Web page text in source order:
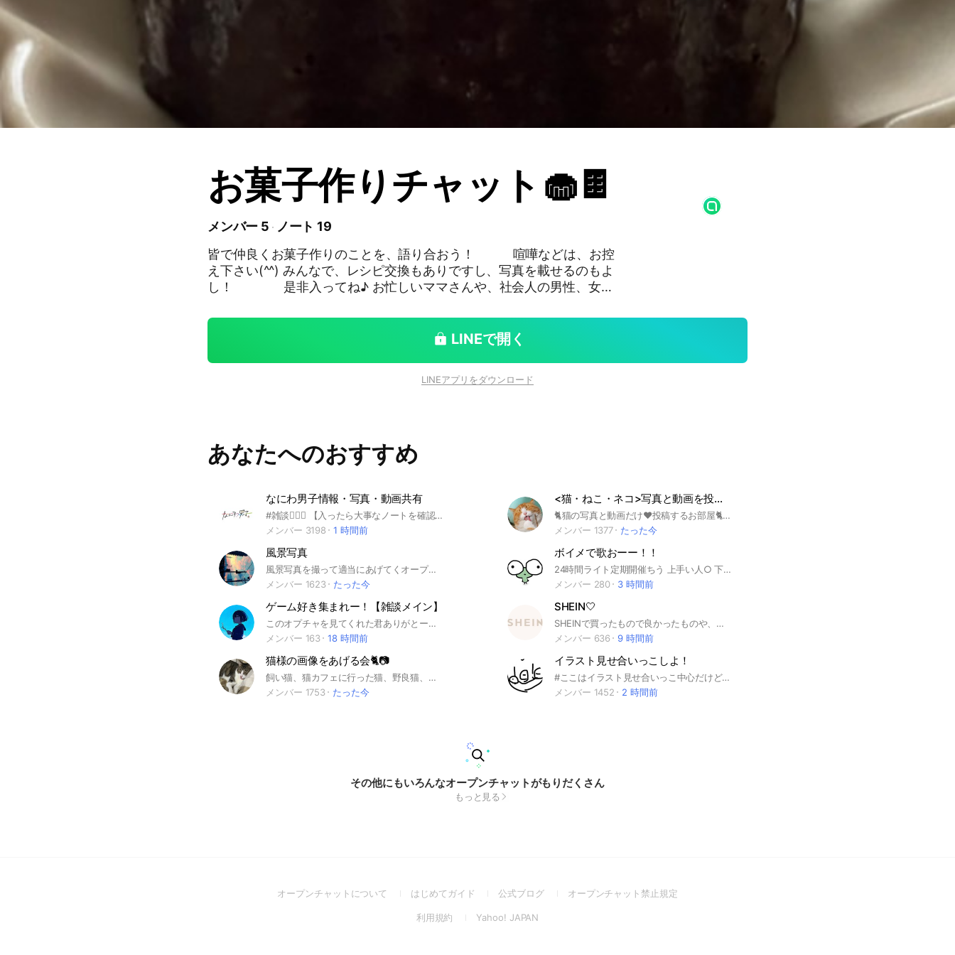
お菓子作りチャット🧁🍫
メンバー 5
ノート 19
皆で仲良くお菓子作りのことを、語り合おう！ 喧嘩などは、お控
え下さい(^^) みんなで、レシピ交換もありですし、写真を載せるのもよ
し！ 是非入ってね♪ お忙しいママさんや、社会人の男性、女性
LINEで開く
LINEアプリをダウンロード
あなたへのおすすめ
なにわ男子情報・写真・動画共有
#雑談🙅🏻‍♀️ 【入ったら大事なノートを確認！】 【挨拶🆖】 #なにわ男子出演情報 #雑誌情報 #写真•動画 #なにわ男子 21/11/14〜
メンバー 3198
1 時間前
<猫・ねこ・ネコ>写真と動画を投稿しよう！
🐈猫の写真と動画だけ❤️投稿するお部屋🐈 🚨注意🚨 【送信取消】は許可して無い部屋ですので 必ず依頼して下さい❗️❗️❗️ 数ある猫のオープンチャットの中でも ルールが一番厳しい部屋だと思います 違反後の退室者（即抜け）には… 今後再入室が出来ないように強制退会を致します 全て禁止してます ↓ ❌挨拶/自己紹介禁止❌ ❌コメント/テキスト禁止❌ ❌スタンプ/リアクション禁止❌ ❌SNS/TikTok/YouTube貼り付け禁止❌ ❌URL/宣伝貼り付け禁止❌ ❌ﾍﾟｯﾄｼｮｯﾌﾟ撮影投稿禁止❌ ❌猫カフェ撮影投稿禁止❌ ❌拾い画像/転載禁止❌ ❌メッセージの送信取消禁止❌ ☆↓↓↓最後まで読んでね☆ ☆違反者は強制退会［通報有り］だよ☆ ☆ずっと宜しくネ☆ ※定期的にイベントを開催してます →イベント開催中は入室ができなくなります →イベント終了後の入室対応になります 【申し訳ありません】 ※夜間の入室は行ってません →必ず日中対応です →基本一日一回申請者を纏めて入室対応をしてます 【日中の申請でも当日の入室に間に合わない場合は翌日の日中対応です】 ※管理者が地域猫活動をしている部屋です →毎週末動物病院にも行く為対応が遅れる場合もあります →１５匹の猫達と生活してます 【介護の猫もいる為副管理人も募集してます】 ※投稿された画像は様々な理由から一定期間後に管理側で全て削除してます 【ご理解の程よろしくお願い致します】 #飼い猫 #野良猫#保護猫#地域猫#さくら猫
メンバー 1377
たった今
風景写真
風景写真を撮って適当にあげてくオープンチャットです。 基本雑談禁止でやっていきます。 挨拶も不要です。 入ったら大事なノートの確認だけお願いします。 #写真 #風景 #風景写真 #カメラ #写真展
メンバー 1623
たった今
ボイメで歌おーー！！
24時間ライト定期開催ちう 上手い人○ 下手な人○ 歌いたい人○ ノリいい人○ ただ！せっかくなら全員が楽しくいるためにルールがあります！ ①荒らし × ②喧嘩 × ③暴言 × 以下のルール守って雑談して歌って楽しもー！！300人目指し中‼️ 待ってま
メンバー 280
3 時間前
ゲーム好き集まれー！【雑談メイン】
このオプチャを見てくれた君ありがとー！ 少しでも入ろうと思ってくれた人は 下の説明を読んでねー𓂃 𓈒𓏸 ✄------------------------------✄ 改めまして管理人のしずくです！ ここのオプは ゲームが好き！ みんなと一緒に雑談したい！ と思っている人達が集まったグループです！ 老若男女問わず大歓迎です！ ギフト付き大会企画もたまにやってます𖤐 ̖́- 必須！ ⿻大事なノートの確認をしましょう⿻ ↬暴言× 下ネタ× ギフト△ 宣伝〇↫ #男子 #女子 #初心者 #上級者 #ゲーム #FPS #雑談
メンバー 163
18 時間前
SHEIN🤍
SHEINで買ったもので良かったものや、質問等をじゃんじゃん送るグループ！！ 海外通販で不安なお悩みも解消！！ 男女問わず気軽に入ってください❕ ⚠️入ったら大事なノートを必ず見てください ゲームや勧誘に関連したリンクは送らないでください。 見つけ次第強制退会、または通報させていただきます。 (重くなってしまうので抜けます報告はしなくて大丈夫です) #SHEIN
メンバー 636
9 時間前
猫様の画像をあげる会🐈📷
飼い猫、猫カフェに行った猫、野良猫、色んな猫の写真を皆であげて癒されましょう✨ #猫 #保護猫 #猫カフェ #ねこ好き
メンバー 1753
たった今
イラスト見せ合いっこしよ！
#ここはイラスト見せ合いっこ中心だけど楽しみたいから雑談しながら楽しく絵を描いていこ！下手でも全然いいし、自信もって！見せたくないよォ〜って人は見せなくていいけど、その代わりノートに書いて欲しい💦 年齢で上下関係つくるのは、なしでお願い！ここは同じ趣味同士でなかよくしたいからさ！ 絵はトークやノートに好きに貼っていいよ〜！ 楽しくやろーね！
メンバー 1452
2 時間前
その他にもいろんなオープンチャットがもりだくさん
もっと見る
オープンチャットについて
(Openはじめてガイド
(Open
a
公式ブログ
(Openオープンチャット禁止規定(Open
利用規約
(OpenYahoo! JAPAN